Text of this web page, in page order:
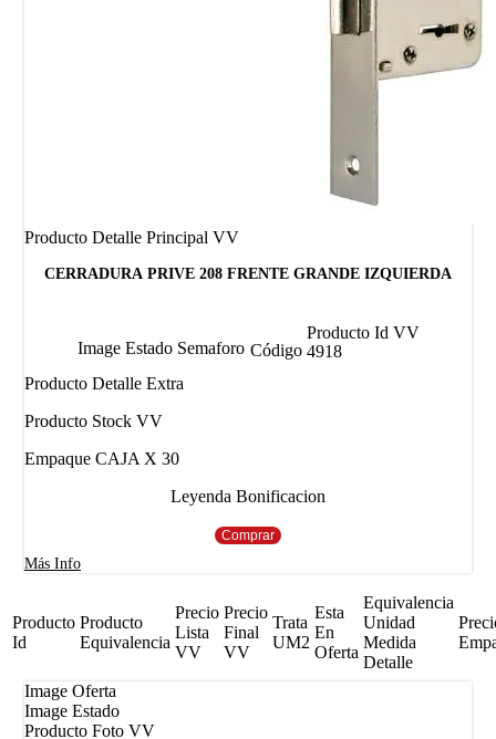
Producto Detalle Principal VV
CERRADURA PRIVE 208 FRENTE GRANDE IZQUIERDA
Image Estado Semaforo Código
Producto Id VV
4918
Producto Detalle Extra
Producto Stock VV
Empaque CAJA X 30
Leyenda Bonificacion
Comprar
Más Info
Producto
Id
Producto
Equivalencia
Precio
Lista
VV
Precio
Final
VV
Trata
UM2
Esta
En
Oferta
Equivalencia
Unidad
Medida
Detalle
Image Oferta
Image Estado
Producto Foto VV